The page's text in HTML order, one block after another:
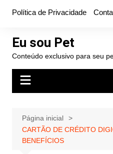
conteúdo
Política de Privacidade
Eu sou Pet
Conteúdo exclusivo para seu
Página inicial
CARTÃO DE CRÉDITO
BENEFÍCIOS